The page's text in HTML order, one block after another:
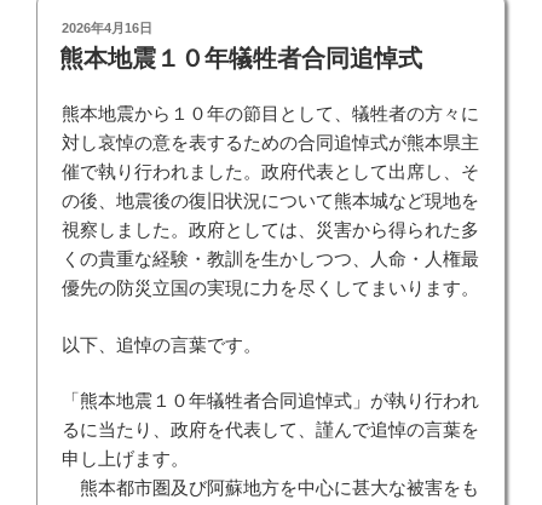
投
稿
日:
2026年4月16日
熊本地震１０年犠牲者合同追悼式
熊本地震から１０年の節目として、犠牲者の方々に
対し哀悼の意を表するための合同追悼式が熊本県主
催で執り行われました。政府代表として出席し、そ
の後、地震後の復旧状況について熊本城など現地を
視察しました。政府としては、災害から得られた多
くの貴重な経験・教訓を生かしつつ、人命・人権最
優先の防災立国の実現に力を尽くしてまいります。
以下、追悼の言葉です。
「熊本地震１０年犠牲者合同追悼式」が執り行われ
るに当たり、政府を代表して、謹んで追悼の言葉を
申し上げます。
熊本都市圏及び阿蘇地方を中心に甚大な被害をも